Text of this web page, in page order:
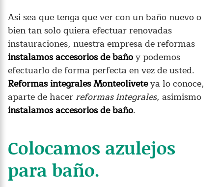
Así sea que tenga que ver con un baño nuevo o
bien tan solo quiera efectuar renovadas
instauraciones, nuestra empresa de reformas
instalamos accesorios de bañoy podemos
efectuarlo de forma perfecta en vez de usted.
Reformas integrales Monteoliveteya lo conoce,
aparte de hacer reformas integrales, asimismo
instalamos accesorios de baño.
Colocamos azulejos
para baño.